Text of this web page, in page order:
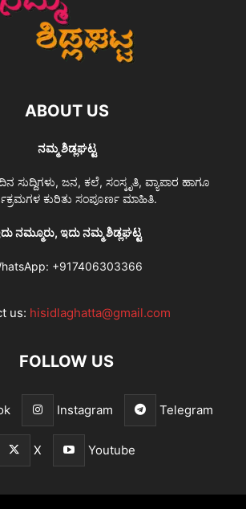
ABOUT US
ನಮ್ಮ ಶಿಡ್ಲಘಟ್ಟ
ಸುದ್ದಿಗಳು, ಜನ, ಕಲೆ, ಸಂಸ್ಕೃತಿ, ವ್ಯಾಪಾರ ಹಾಗೂ
ಕುರಿತು ಸಂಪೂರ್ಣ ಮಾಹಿತಿ.
ನಮ್ಮೂರು, ಇದು ನಮ್ಮ ಶಿಡ್ಲಘಟ್ಟ
+917406303366
us: hisidlaghatta@gmail.com
FOLLOW US
Instagram Telegram
X Youtube